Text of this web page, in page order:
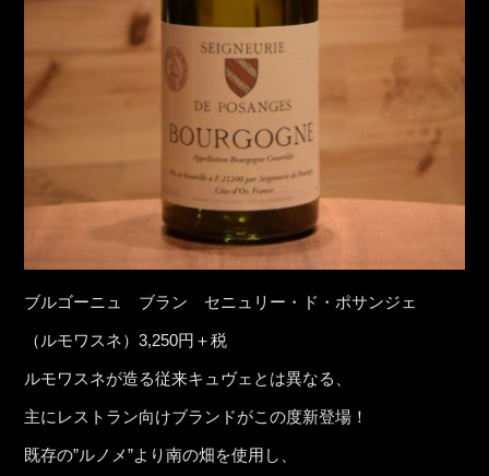
ブルゴーニュ ブラン セニュリー・ド・ポサンジェ
（ルモワスネ）3,250円＋税
ルモワスネが造る従来キュヴェとは異なる、
主にレストラン向けブランドがこの度新登場！
既存の”ルノメ”より南の畑を使用し、